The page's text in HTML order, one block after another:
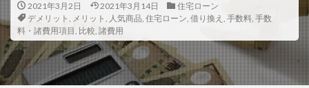
2021年3月2日 2021年3月14日
住宅ローン
デメリット , メリット , 人気商品, 住宅ローン, 借り換え , 手数料, 手数
料・諸費用項目, 比較, 諸費用